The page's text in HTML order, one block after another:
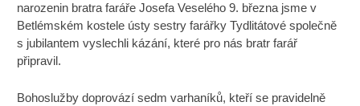
narozenin bratra faráře Josefa Veselého 9. března jsme v
Betlémském kostele ústy sestry farářky Tydlitátové společně
s jubilantem vyslechli kázání, které pro nás bratr farář
připravil.
Bohoslužby doprovází sedm varhaníků, kteří se pravidelně